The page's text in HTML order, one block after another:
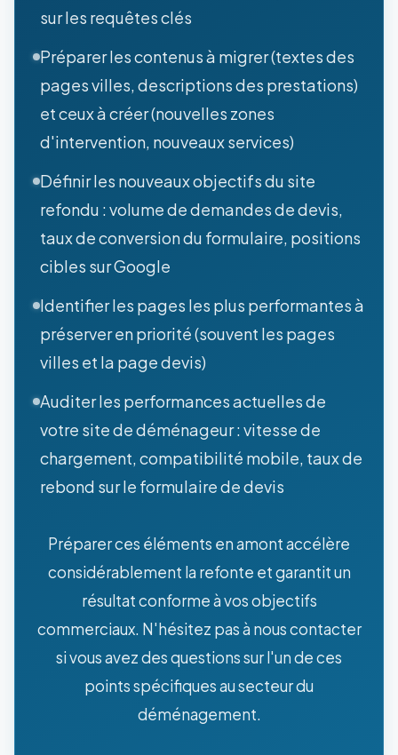
sur les requêtes clés
Préparer les contenus à migrer (textes des
pages villes, descriptions des prestations)
et ceux à créer (nouvelles zones
d'intervention, nouveaux services)
Définir les nouveaux objectifs du site
refondu : volume de demandes de devis,
taux de conversion du formulaire, positions
cibles sur Google
Identifier les pages les plus performantes à
préserver en priorité (souvent les pages
villes et la page devis)
Auditer les performances actuelles de
votre site de déménageur : vitesse de
chargement, compatibilité mobile, taux de
rebond sur le formulaire de devis
Préparer ces éléments en amont accélère
considérablement la refonte et garantit un
résultat conforme à vos objectifs
commerciaux. N'hésitez pas à nous contacter
si vous avez des questions sur l'un de ces
points spécifiques au secteur du
déménagement.